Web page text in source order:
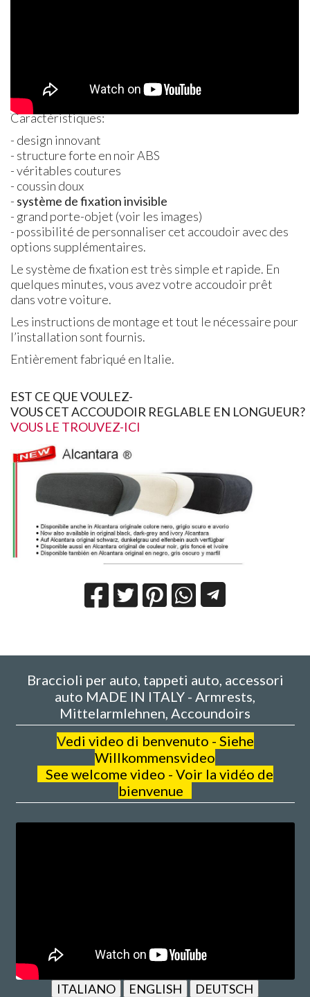
Caractéristiques:
- design innovant
- structure forte en noirABS
- véritables coutures
- coussin doux
- système de fixation invisible
- grand porte-objet (voir les images)
- possibilité de personnaliser cet accoudoir avec des
options supplémentaires.
Le système de fixation est très simple et rapide. En
quelques minutes, vous avez votre accoudoir prêt
dans votre voiture.
Les instructions de montage et tout le nécessaire pour
l’installation sont fournis.
Entièrement fabriqué en Italie.
EST CE QUEVOULEZ-
VOUSCETACCOUDOIR REGLABLE EN LONGUEUR?
VOUS LE TROUVEZ-ICI
Braccioli per auto, tappeti auto, accessori
auto MADE IN ITALY - Armrests,
Mittelarmlehnen, Accoundoirs
Vedi video di benvenuto - Siehe
Willkommensvideo
See welcome video - Voir la vidéo de
bienvenue
ITALIANO ENGLISH
DEUTSCH